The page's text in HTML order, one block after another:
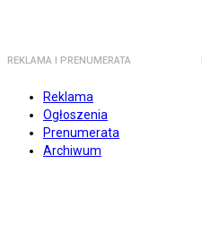
REKLAMA I PRENUMERATA
Reklama
Ogłoszenia
Prenumerata
Archiwum